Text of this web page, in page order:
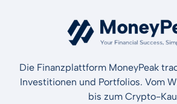
Die Finanzplattform MoneyPeak
Investitionen und Portfolios. Vom
bis zum Crypto-